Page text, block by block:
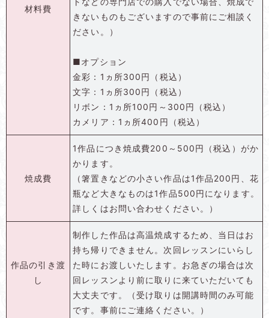
材料費
きないものもございますので事前にご相談く
ださい。）
■オプション
金彩：1ヵ所300円（税込）
文字：1ヵ所300円（税込）
リボン：1ヵ所100円～300円（税込）
カメリア：1ヵ所400円（税込）
焼成費
1作品につき焼成費200～500円（税込）がか
かります。
（箸置きなどの小さい作品は1作品200円、花
瓶など大きなものは1作品500円になります。
詳しくはお問い合わせください。）
作品の引き渡
し
制作した作品は高温焼成するため、当日はお
持ち帰りできません。次回レッスンにいらし
た時にお渡しいたします。お急ぎの場合は次
回レッスンより前に取りに来ていただいても
大丈夫です。（受け取りは開講時間のみ可能
です。事前にご連絡ください。）